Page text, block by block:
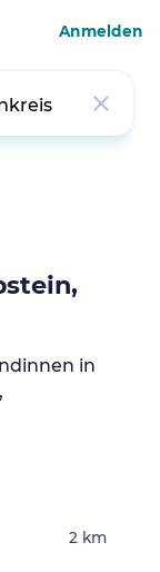
in
2 km
Anmelden